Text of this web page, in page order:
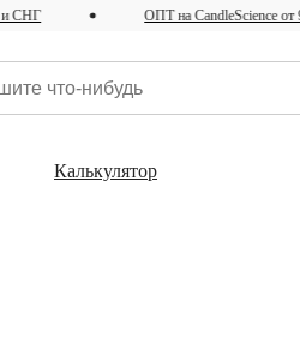
ОПТ на CandleScience от 900 гр
Калькулятор